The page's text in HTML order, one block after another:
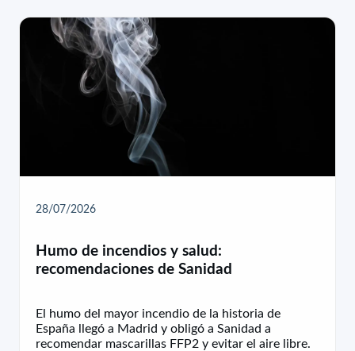
28/07/2026
Humo de incendios y salud:
recomendaciones de Sanidad
El humo del mayor incendio de la historia de
España llegó a Madrid y obligó a Sanidad a
recomendar mascarillas FFP2 y evitar el aire libre.